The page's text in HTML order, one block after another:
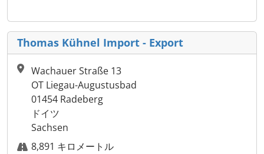
Thomas Kühnel Import - Export
Wachauer Straße 13
OT Liegau-Augustusbad
01454 Radeberg
ドイツ
Sachsen
8,891 キロメートル